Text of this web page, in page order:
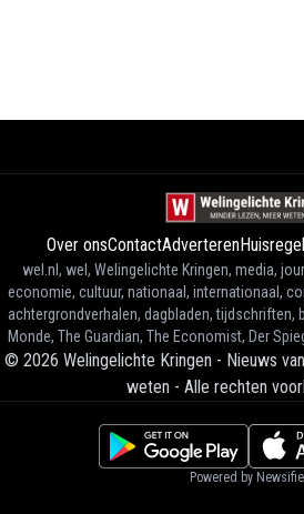
Over onsContactAdverteren
wel.nl, wel, Welingelichte Kringen, media,
economie, cultuur, nationaal, internationaal,
achtergrondverhalen, dagbladen, tijdschriften,
Monde, The Guardian, The Economist, Der
© 2026 Welingelichte Kringen - Nieuws
weten - Alle rechten
Powered by